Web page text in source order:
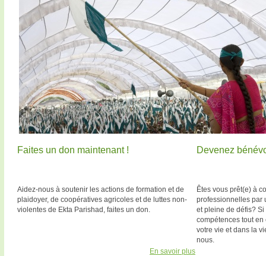
Faites un don maintenant ! Devenez
Aidez-nous à soutenir les actions de formation et de
plaidoyer, de coopératives agricoles et de luttes non-
violentes de Ekta Parishad, faites un don.
Êtes vous prêt(e) à
professionnelles par
et pleine de défis?
compétences tout
votre vie et dans la
nous.
En savoir plus